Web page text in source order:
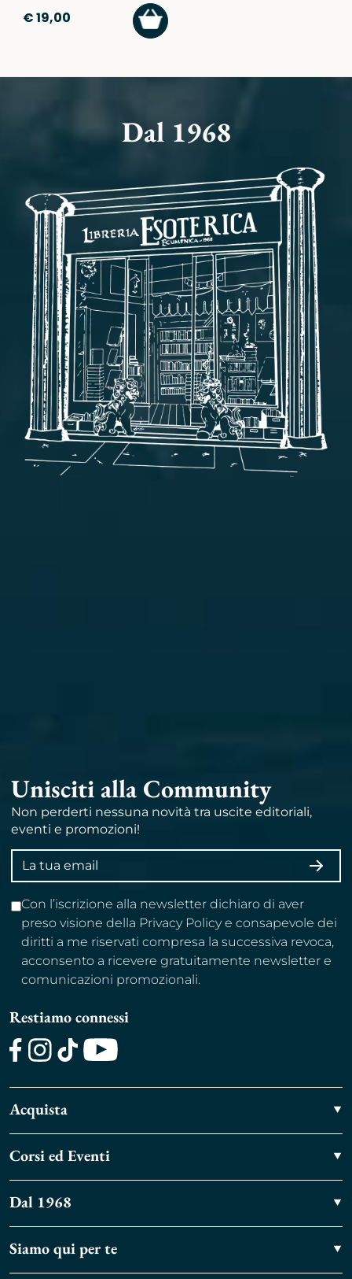
€ 19,00
AGGIUNGI
AL
CARRELLO
Dal 1968
Unisciti alla Community
Non perderti nessuna novità tra uscite editoriali,
eventi e promozioni!
Indirizzo
email
Con l’iscrizione alla newsletter dichiaro di aver
preso visione della Privacy Policy e consapevole dei
diritti a me riservati compresa la successiva revoca,
acconsento a ricevere gratuitamente newsletter e
comunicazioni promozionali.
Restiamo connessi
Acquista
Corsi ed Eventi
Dal 1968
Siamo qui per te